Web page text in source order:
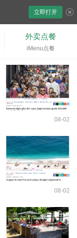
立即打开
外卖点餐
iMenu点餐
08-02
08-02